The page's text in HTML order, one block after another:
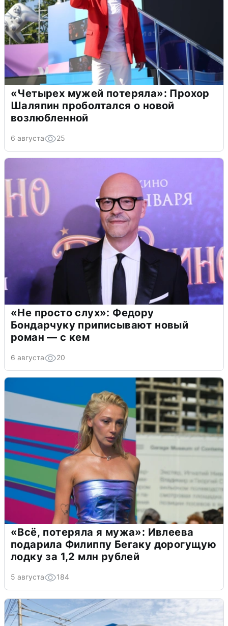
«Четырех мужей потеряла»: Прохор
Шаляпин проболтался о новой
возлюбленной
6 августа 25
«Не просто слух»: Федору
Бондарчуку приписывают новый
роман — с кем
6 августа 20
«Всё, потеряла я мужа»: Ивлеева
подарила Филиппу Бегаку дорогущую
лодку за 1,2 млн рублей
5 августа 184